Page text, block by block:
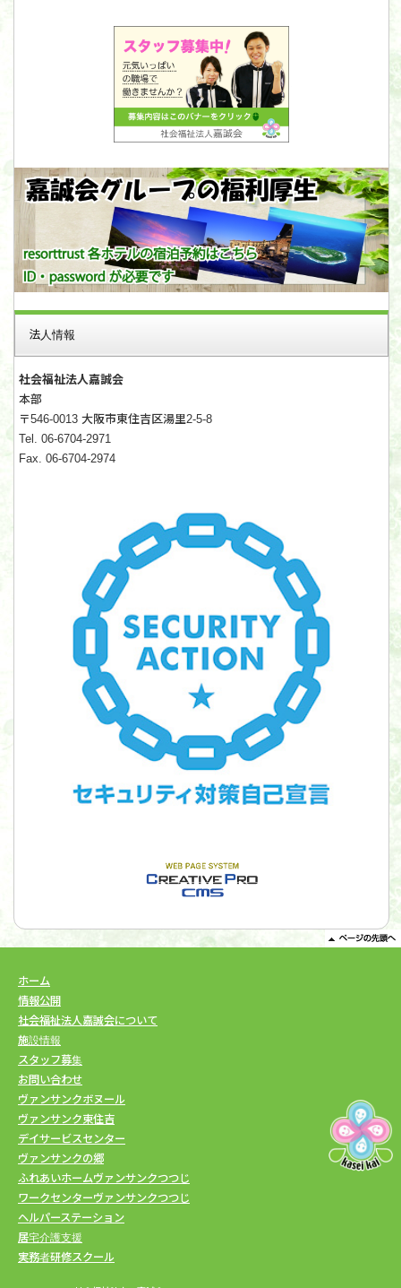
法人情報
社会福祉法人嘉誠会
本部
〒546-0013 大阪市東住吉区湯里2-5-8
Tel. 06-6704-2971
Fax. 06-6704-2974
ホーム
情報公開
社会福祉法人嘉誠会について
施設情報
スタッフ募集
お問い合わせ
ヴァンサンクボヌール
ヴァンサンク東住吉
デイサービスセンター
ヴァンサンクの郷
ふれあいホームヴァンサンクつつじ
ワークセンターヴァンサンクつつじ
ヘルパーステーション
居宅介護支援
実務者研修スクール